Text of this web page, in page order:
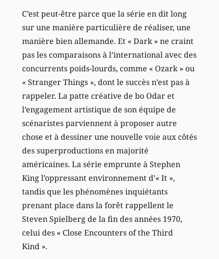
C’est peut-être parce que la série en dit long
sur une manière particulière de réaliser, une
manière bien allemande. Et « Dark » ne craint
pas les comparaisons à l’international avec des
concurrents poids-lourds, comme « Ozark » ou
« Stranger Things », dont le succès n’est pas à
rappeler. La patte créative de bo Odar et
l’engagement artistique de son équipe de
scénaristes parviennent à proposer autre
chose et à dessiner une nouvelle voie aux côtés
des superproductions en majorité
américaines. La série emprunte à Stephen
King l’oppressant environnement d’« It »,
tandis que les phénomènes inquiétants
prenant place dans la forêt rappellent le
Steven Spielberg de la fin des années 1970,
celui des « Close Encounters of the Third
Kind ».